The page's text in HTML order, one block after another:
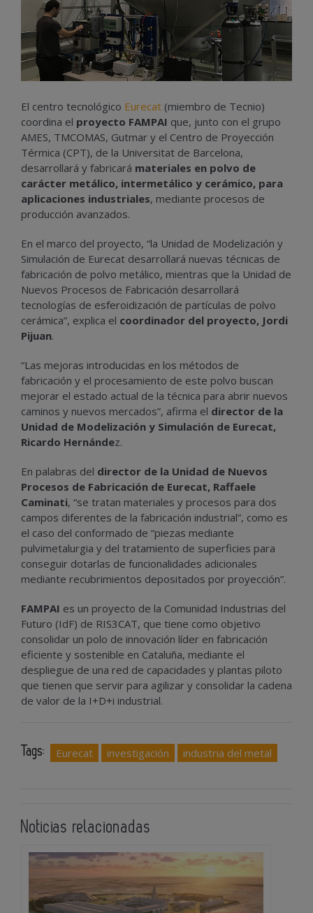
El centro tecnológico Eurecat (miembro de Tecnio)
coordina el proyecto FAMPAI que, junto con el grupo
AMES, TMCOMAS, Gutmar y el Centro de Proyección
Térmica (CPT), de la Universitat de Barcelona,
desarrollará y fabricará materiales en polvo de
carácter metálico, intermetálico y cerámico, para
aplicaciones industriales, mediante procesos de
producción avanzados.
En el marco del proyecto, “la Unidad de Modelización y
Simulación de Eurecat desarrollará nuevas técnicas de
fabricación de polvo metálico, mientras que la Unidad de
Nuevos Procesos de Fabricación desarrollará
tecnologías de esferoidización de partículas de polvo
cerámica”, explica el coordinador del proyecto, Jordi
Pijuan.
“Las mejoras introducidas en los métodos de
fabricación y el procesamiento de este polvo buscan
mejorar el estado actual de la técnica para abrir nuevos
caminos y nuevos mercados”, afirma el director de la
Unidad de Modelización y Simulación de Eurecat,
Ricardo Hernández.
En palabras del director de la Unidad de Nuevos
Procesos de Fabricación de Eurecat, Raffaele
Caminati, “se tratan materiales y procesos para dos
campos diferentes de la fabricación industrial”, como es
el caso del conformado de “piezas mediante
pulvimetalurgia y del tratamiento de superficies para
conseguir dotarlas de funcionalidades adicionales
mediante recubrimientos depositados por proyección”.
FAMPAI es un proyecto de la Comunidad Industrias del
Futuro (IdF) de RIS3CAT, que tiene como objetivo
consolidar un polo de innovación líder en fabricación
eficiente y sostenible en Cataluña, mediante el
despliegue de una red de capacidades y plantas piloto
que tienen que servir para agilizar y consolidar la cadena
de valor de la I+D+i industrial.
Tags: Eurecat investigación industria del metal
Noticias relacionadas